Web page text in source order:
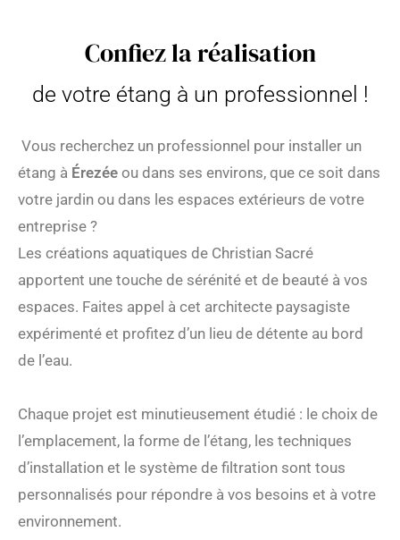
Confiez la réalisation
de votre étang à un professionnel !
Vous recherchez un professionnel pour installer un
étang à Érezée ou dans ses environs, que ce soit dans
votre jardin ou dans les espaces extérieurs de votre
entreprise ?
Les créations aquatiques de Christian Sacré
apportent une touche de sérénité et de beauté à vos
espaces. Faites appel à cet architecte paysagiste
expérimenté et profitez d’un lieu de détente au bord
de l’eau.
Chaque projet est minutieusement étudié : le choix de
l’emplacement, la forme de l’étang, les techniques
d’installation et le système de filtration sont tous
personnalisés pour répondre à vos besoins et à votre
environnement.